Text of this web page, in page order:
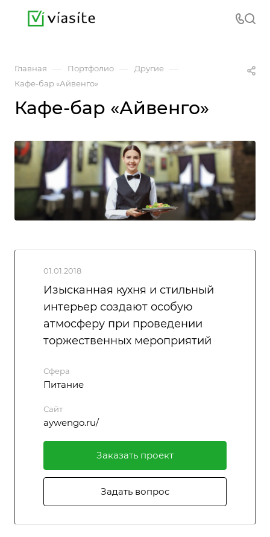
Главная — Портфолио — Другие —
Кафе-бар «Айвенго»
Кафе-бар «Айвенго»
01.01.2018
Изысканная кухня и стильный
интерьер создают особую
атмосферу при проведении
торжественных мероприятий
Сфера
Питание
Сайт
aywengo.ru/
Заказать проект
Задать вопрос